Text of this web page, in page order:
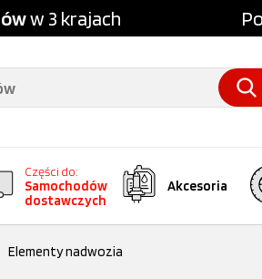
w 3 krajach
Części do:
Samochodów
dostawczych
Akcesoria
Elementy nadwozia